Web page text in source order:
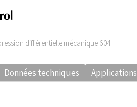
différentielle mécanique 604
Données techniques Applications